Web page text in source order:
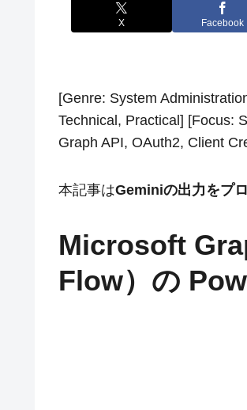
X Facebook
[Genre: System
Technical, Practical] [Focus:
Graph API, OAuth2, Client
本記事はGeminiの出力をプ
Microsoft
Flow）の